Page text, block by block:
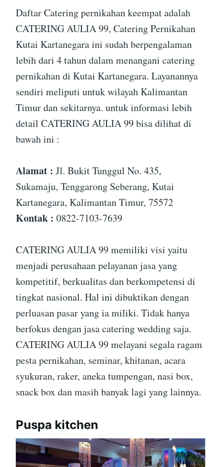
Daftar Catering pernikahan keempat adalah
CATERING AULIA 99, Catering Pernikahan
Kutai Kartanegara ini sudah berpengalaman
lebih dari 4 tahun dalam menangani catering
pernikahan di Kutai Kartanegara. Layanannya
sendiri meliputi untuk wilayah Kalimantan
Timur dan sekitarnya. untuk informasi lebih
detail CATERING AULIA 99 bisa dilihat di
bawah ini :
Alamat : Jl. Bukit Tunggul No. 435,
Sukamaju, Tenggarong Seberang, Kutai
Kartanegara, Kalimantan Timur, 75572
Kontak : 0822-7103-7639
CATERING AULIA 99 memiliki visi yaitu
menjadi perusahaan pelayanan jasa yang
kompetitif, berkualitas dan berkompetensi di
tingkat nasional. Hal ini dibuktikan dengan
perluasan pasar yang ia miliki. Tidak hanya
berfokus dengan jasa catering wedding saja.
CATERING AULIA 99 melayani segala ragam
pesta pernikahan, seminar, khitanan, acara
syukuran, raker, aneka tumpengan, nasi box,
snack box dan masih banyak lagi yang lainnya.
Puspa kitchen